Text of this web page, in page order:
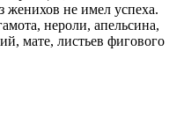
не имел успеха.
нероли, апельсина,
мате, листьев фигового